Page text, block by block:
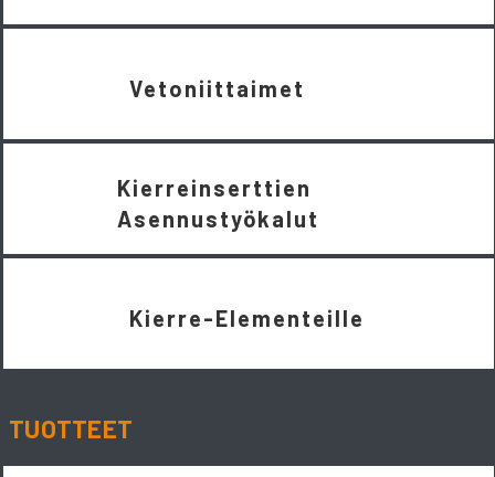
Vetoniittaimet
Kierreinserttien
Asennustyökalut
Kierre-Elementeille
TUOTTEET